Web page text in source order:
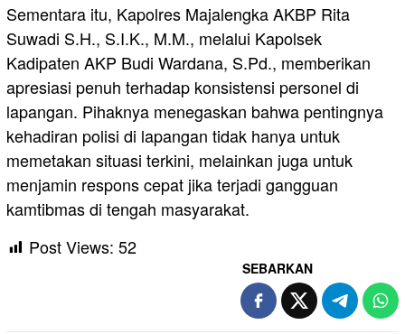
Sementara itu, Kapolres Majalengka AKBP Rita
Suwadi S.H., S.I.K., M.M., melalui Kapolsek
Kadipaten AKP Budi Wardana, S.Pd., memberikan
apresiasi penuh terhadap konsistensi personel di
lapangan. Pihaknya menegaskan bahwa pentingnya
kehadiran polisi di lapangan tidak hanya untuk
memetakan situasi terkini, melainkan juga untuk
menjamin respons cepat jika terjadi gangguan
kamtibmas di tengah masyarakat.
Post Views: 52
SEBARKAN